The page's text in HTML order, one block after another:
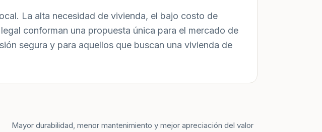
La alta necesidad de vivienda, el bajo costo de
conforman una propuesta única para el mercado de
segura y para aquellos que buscan una vivienda de
Mayor durabilidad, menor mantenimiento y mejor apreciación del valor